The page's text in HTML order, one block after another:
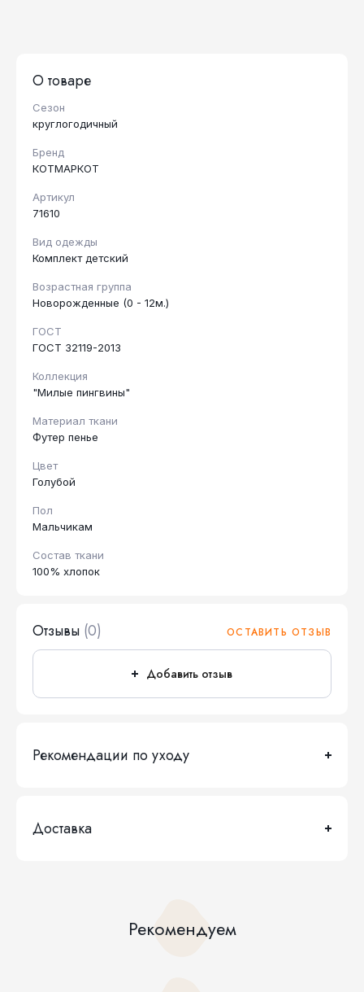
О товаре
Сезон
круглогодичный
Бренд
КОТМАРКОТ
Артикул
71610
Вид одежды
Комплект детский
Возрастная группа
Новорожденные (0 - 12м.)
ГОСТ
ГОСТ 32119-2013
Коллекция
"Милые пингвины"
Материал ткани
Футер пенье
Цвет
Голубой
Пол
Мальчикам
Состав ткани
100% хлопок
Отзывы (0) ОСТАВИТЬ ОТЗЫВ
Добавить отзыв
Рекомендации по уходу
Доставка
Рекомендуем